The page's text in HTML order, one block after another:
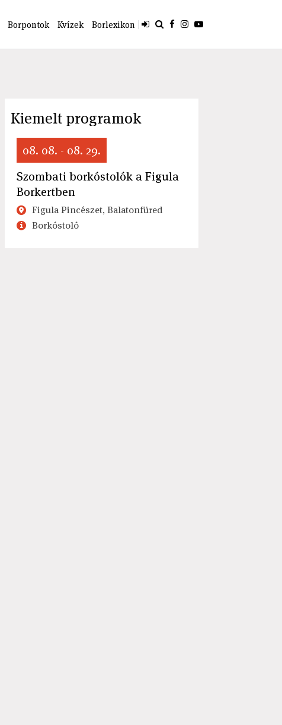
Borpontok Kvízek Borlexikon
Kiemelt programok
08. 08. - 08. 29.
Szombati borkóstolók a Figula
Borkertben
Figula Pincészet, Balatonfüred
Borkóstoló